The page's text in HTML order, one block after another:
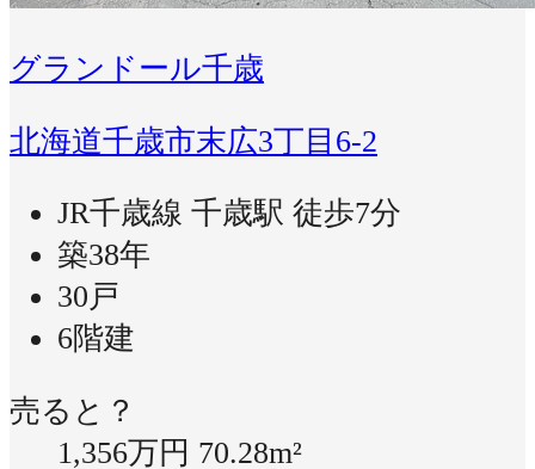
グランドール千歳
北海道千歳市末広3丁目6-2
JR千歳線 千歳駅 徒歩7分
築38年
30戸
6階建
売ると？
1,356万円 70.28m²